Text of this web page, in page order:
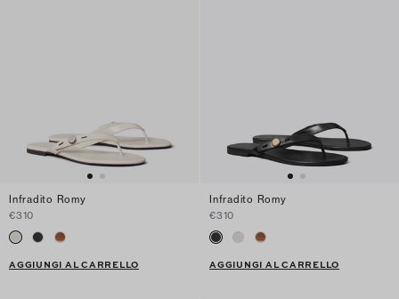
Infradito Romy
€310
AGGIUNGI AL CARRELLO
Infradito Romy
€310
AGGIUNGI AL CARRELLO